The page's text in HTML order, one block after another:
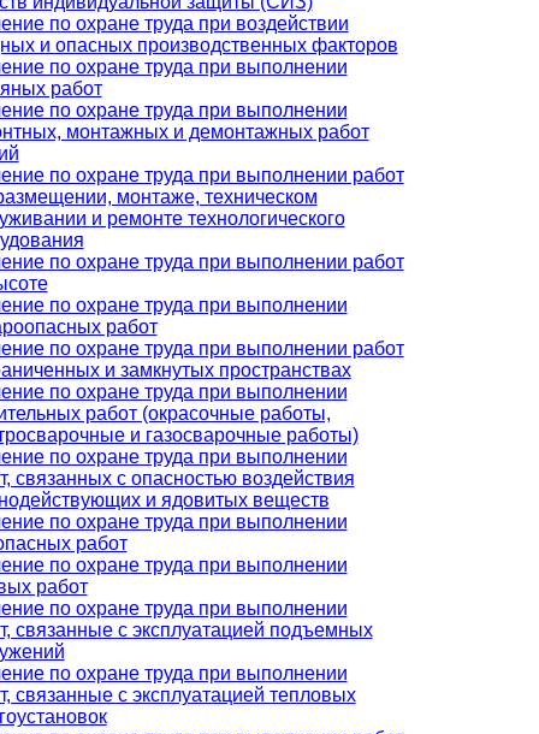
по охране труда при воздействии
и опасных производственных факторов
по охране труда при выполнении
работ
по охране труда при выполнении
монтажных и демонтажных работ
по охране труда при выполнении работ
монтаже, техническом
и ремонте технологического
по охране труда при выполнении работ
по охране труда при выполнении
работ
по охране труда при выполнении работ
и замкнутых пространствах
по охране труда при выполнении
работ (окрасочные работы,
и газосварочные работы)
по охране труда при выполнении
связанных с опасностью воздействия
и ядовитых веществ
по охране труда при выполнении
работ
по охране труда при выполнении
работ
по охране труда при выполнении
связанные с эксплуатацией подъемных
по охране труда при выполнении
связанные с эксплуатацией тепловых